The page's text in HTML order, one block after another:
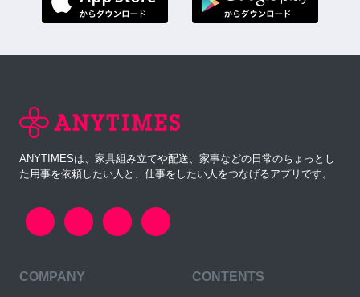
ANYTIMESは、家具組み立てや配送、家事などの日常のちょっとし
た用事を依頼したい人と、仕事をしたい人をつなげるアプリです。
COMPANY CONTENTS